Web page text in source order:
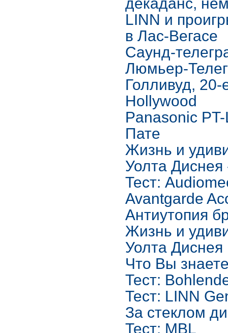
LINN и
в Лас-Вегасе
Саунд-
Люмьер-
Голливуд, 20-
Hollywood
Panasonic
Пате
Жизнь и
Уолта Диснея
Тест:
Avantgarde
Антиутопия
Жизнь и
Уолта Диснея
Что Вы
Тест:
Тест: LINN
За стеклом
Тест: MBL